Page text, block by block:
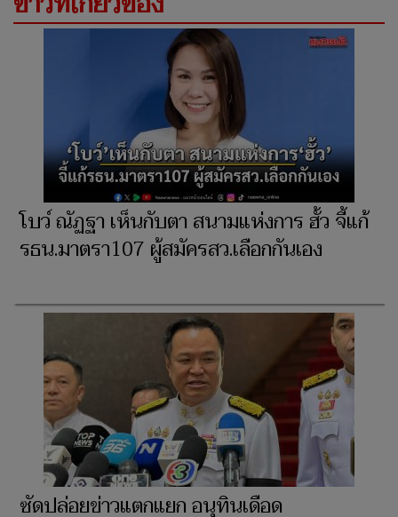
โบว์ ณัฏฐา เห็นกับตา สนามแห่งการ ฮั้ว จี้แก้
รธน.มาตรา107 ผู้สมัครสว.เลือกกันเอง
ซัดปล่อยข่าวแตกแยก อนุทินเดือด